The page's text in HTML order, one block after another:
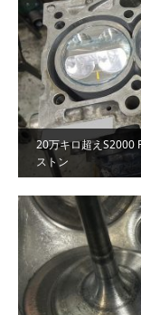
20万キロ超え
ストン